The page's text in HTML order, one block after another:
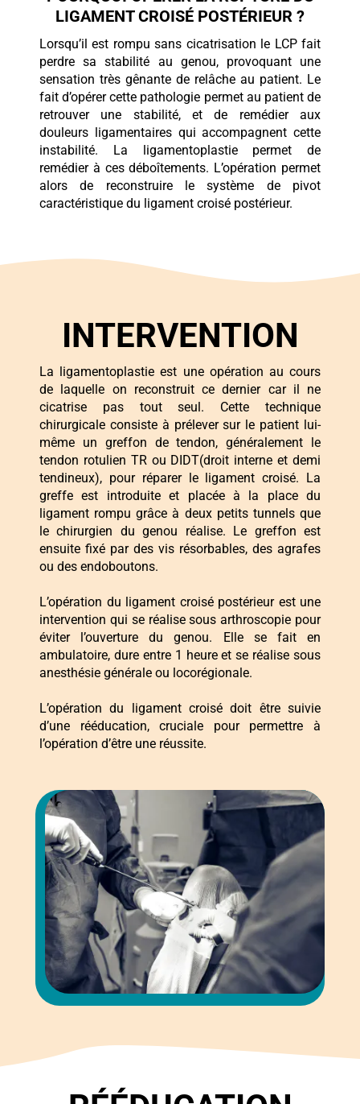
LIGAMENT CROISÉ POSTÉRIEUR ?
Lorsqu’il est rompu sans cicatrisation le LCP fait
perdre sa stabilité au genou, provoquant une
sensation très gênante de relâche au patient. Le
fait d’opérer cette pathologie permet au patient de
retrouver une stabilité, et de remédier aux
douleurs ligamentaires qui accompagnent cette
instabilité. La ligamentoplastie permet de
remédier à ces déboîtements. L’opération permet
alors de reconstruire le système de pivot
caractéristique du ligament croisé postérieur.
INTERVENTION
La ligamentoplastie est une opération au cours
de laquelle on reconstruit ce dernier car il ne
cicatrise pas tout seul. Cette technique
chirurgicale consiste à prélever sur le patient lui-
même un greffon de tendon, généralement le
tendon rotulien TR ou DIDT(droit interne et demi
tendineux), pour réparer le ligament croisé. La
greffe est introduite et placée à la place du
ligament rompu grâce à deux petits tunnels que
le chirurgien du genou réalise. Le greffon est
ensuite fixé par des vis résorbables, des agrafes
ou des endoboutons.
L’opération du ligament croisé postérieur est une
intervention qui se réalise sous arthroscopie pour
éviter l’ouverture du genou. Elle se fait en
ambulatoire, dure entre 1 heure et se réalise sous
anesthésie générale ou locorégionale.
L’opération du ligament croisé doit être suivie
d’une rééducation, cruciale pour permettre à
l’opération d’être une réussite.